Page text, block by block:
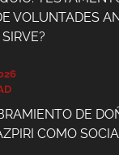
COMO